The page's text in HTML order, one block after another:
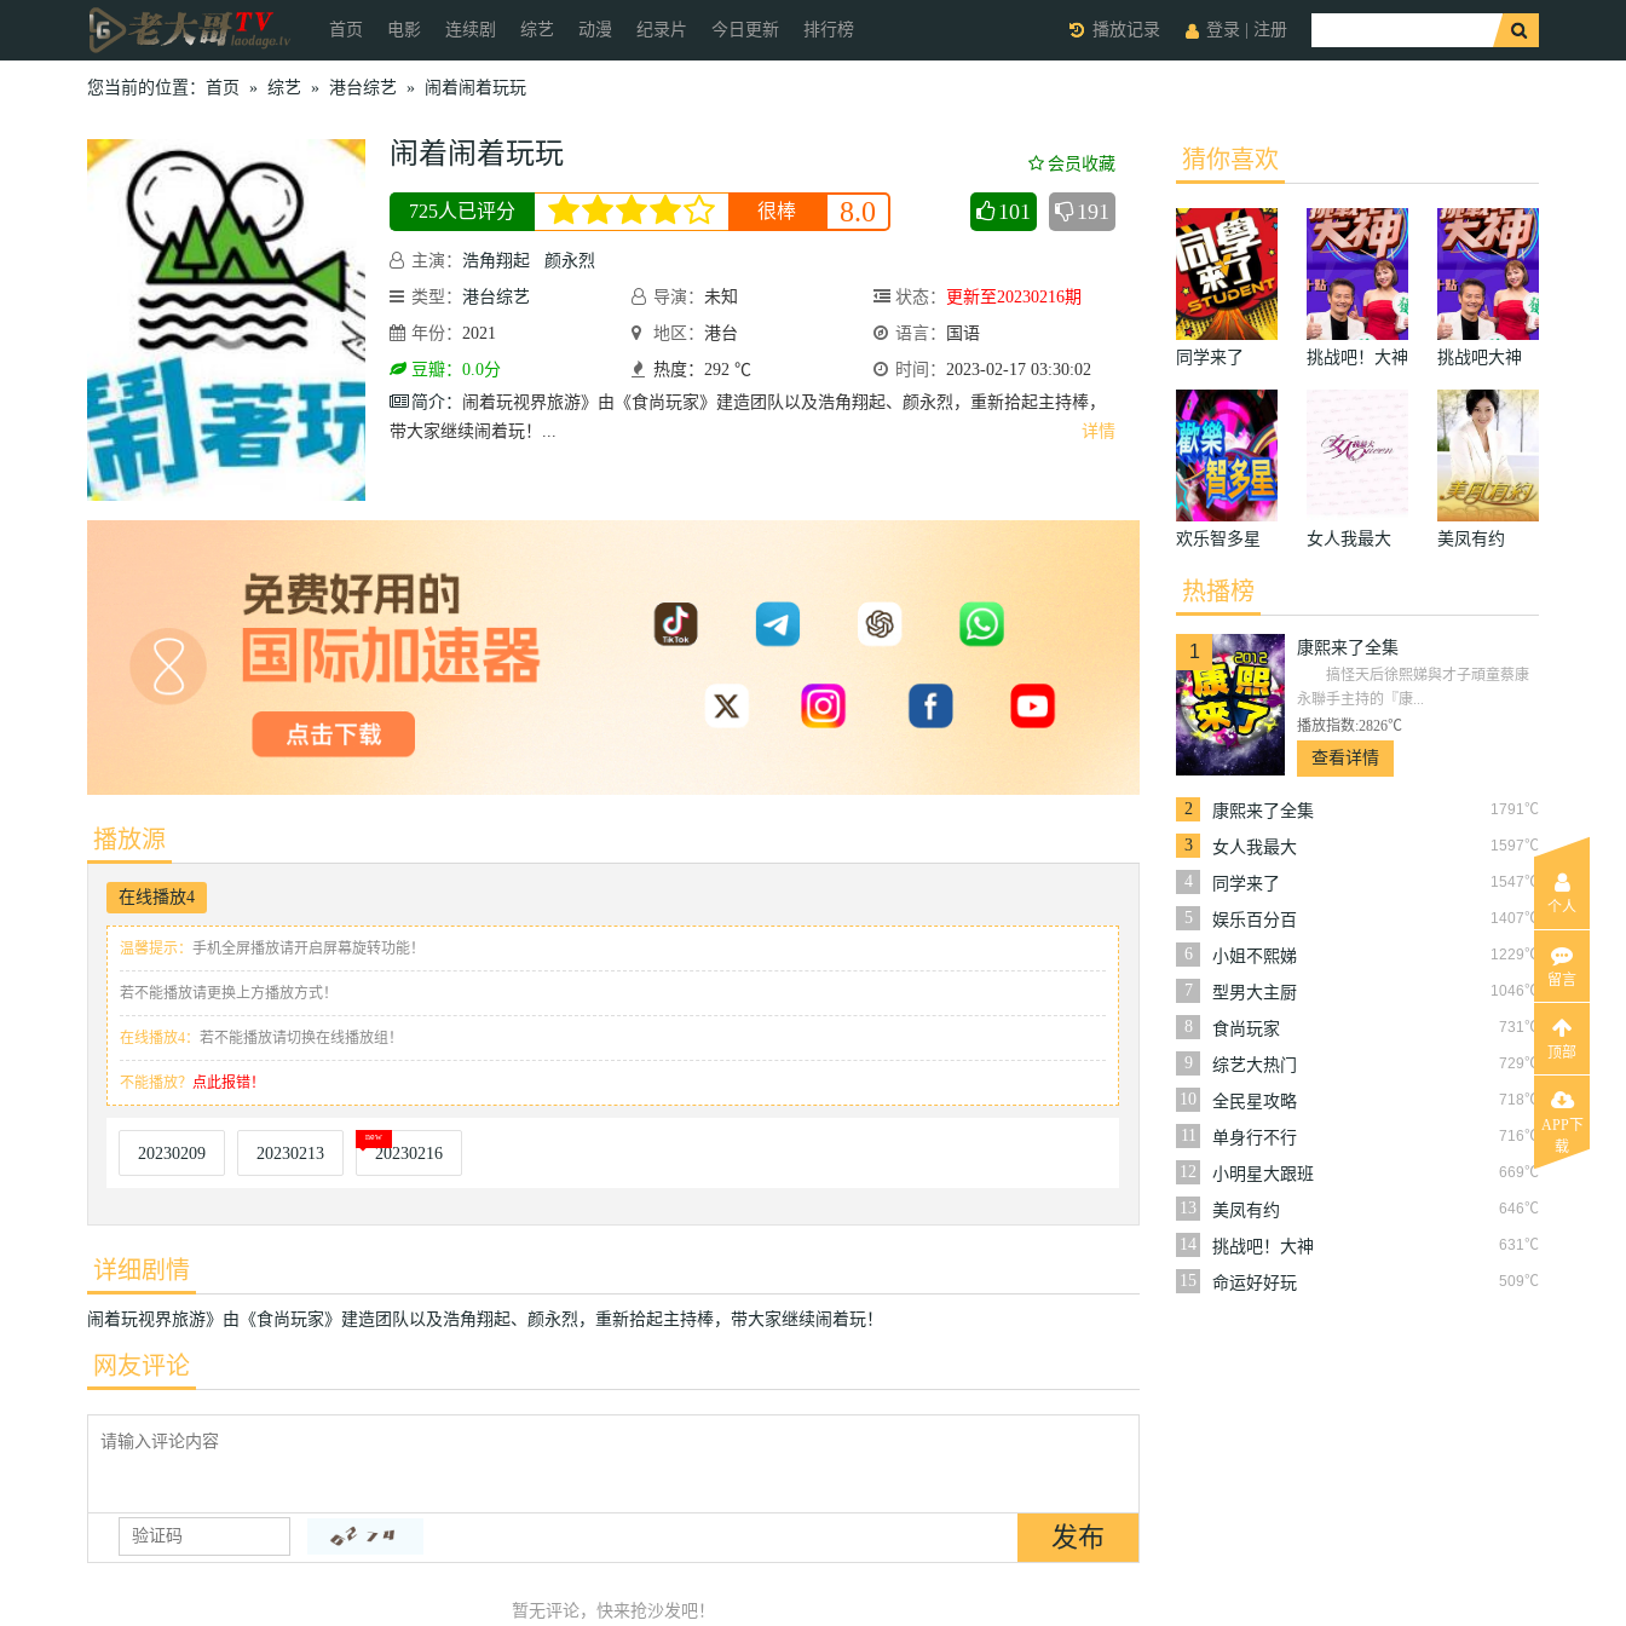
首页 电影 连续剧 综艺 动漫 纪录片 今日更新 排行榜 登录 注册
播放记录
您当前的位置： 首页 » 综艺 » 港台综艺 » 闹着闹着玩玩
闹着闹着玩玩 会员收藏
725人已评分 很棒 8.0 101 191
主演： 浩角翔起
颜永烈
类型： 港台综艺 导演： 未知 状态：
更新至20230216期
年份： 2021 地区： 港台 语言：
国语
豆瓣：0.0分
热度：292 ℃ 时间： 2023-02-17 03:30:02
简介：
详情
闹着玩视界旅游》由《食尚玩家》建造团队以及浩角翔起、颜永烈，重新拾起主持棒，
带大家继续闹着玩！...
播放源
在线播放4
温馨提示： 手机全屏播放请开启屏幕旋转功能！
若不能播放请更换上方播放方式！
在线播放4： 若不能播放请切换在线播放组！
不能播放？ 点此报错！
20230209 20230213 20230216
详细剧情
闹着玩视界旅游》由《食尚玩家》建造团队以及浩角翔起、颜永烈，重新拾起主持棒，带大家继续闹着玩！
网友评论
暂无评论，快来抢沙发吧！
猜你喜欢
同学来了 挑战吧！大神 挑战吧大神
欢乐智多星
女人我最大
美凤有约
热播榜
1 康熙来了全集
搞怪天后徐熙娣與才子頑童蔡康
永聯手主持的『康...
播放指数:2826℃
查看详情
2 1791℃
康熙来了全集
3
1597℃
女人我最大
4
1547℃
同学来了
5
1407℃
娱乐百分百
6
1229℃
小姐不熙娣
7
1046℃
型男大主厨
8
731℃
食尚玩家
9
729℃
综艺大热门
10
718℃
全民星攻略
11
716℃
单身行不行
12
669℃
小明星大跟班
13
646℃
美凤有约
14
631℃
挑战吧！大神
15
509℃
命运好好玩
个人
留言
顶部
APP下
载